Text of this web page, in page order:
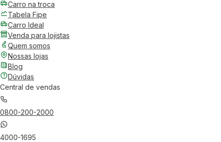
Carro na troca
Tabela Fipe
Carro Ideal
Venda para lojistas
Quem somos
Nossas lojas
Blog
Dúvidas
Central de vendas
0800-200-2000
4000-1695